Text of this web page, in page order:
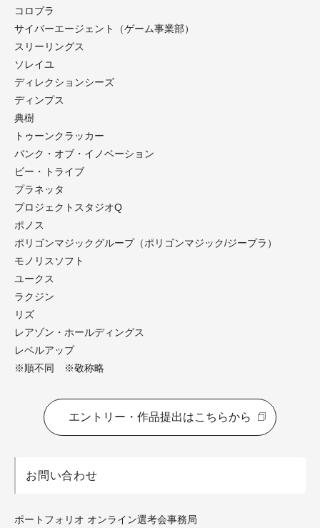
コロプラ
サイバーエージェント（ゲーム事業部）
スリーリングス
ソレイユ
ディレクションシーズ
ディンプス
典樹
トゥーンクラッカー
バンク・オブ・イノベーション
ビー・トライブ
プラネッタ
プロジェクトスタジオQ
ポノス
ポリゴンマジックグループ（ポリゴンマジック/ジープラ）
モノリスソフト
ユークス
ラクジン
リズ
レアゾン・ホールディングス
レベルアップ
※順不同 ※敬称略
エントリー・作品提出はこちらから
お問い合わせ
ポートフォリオ オンライン選考会事務局